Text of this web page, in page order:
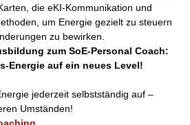
die eKI-Kommunikation und
um Energie gezielt zu steuern
zu bewirken.
zum SoE-Personal Coach:
Energie auf ein neues Level!
jederzeit selbstständig auf –
Umständen!